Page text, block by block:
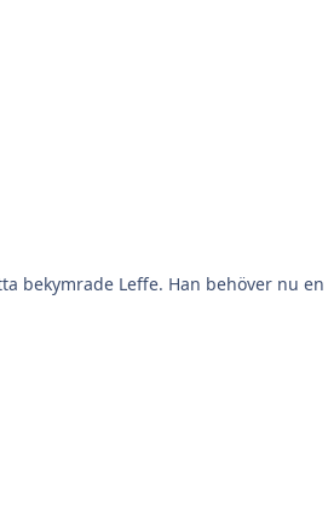
bekymrade Leffe. Han behöver nu